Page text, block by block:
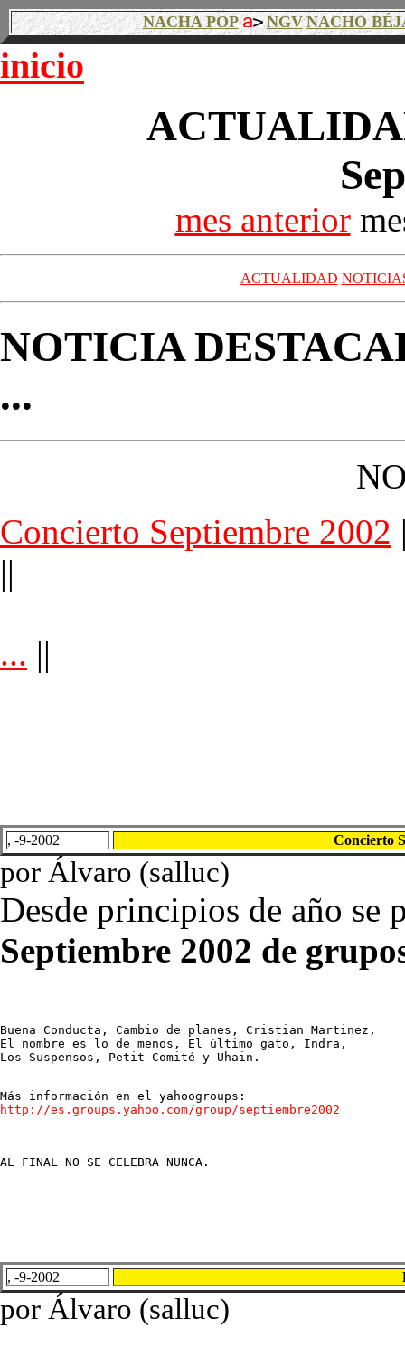
NACHA POP NGV NACHO
inicio
mes anterior
ACTUALIDAD
NOTICIA
...
Concierto Septiembre 2002
||
... ||
, -9-2002 Concierto
por Álvaro (salluc)
Desde principios de año se
Septiembre 2002 de
Buena Conducta, Cambio de planes, Cristian Martinez,
El nombre es lo de menos, El último gato, Indra,
Los Suspensos, Petit Comité y Uhain.
http://es.groups.yahoo.com/group/septiembre2002
AL FINAL NO SE CELEBRA NUNCA.
, -9-2002
por Álvaro (salluc)